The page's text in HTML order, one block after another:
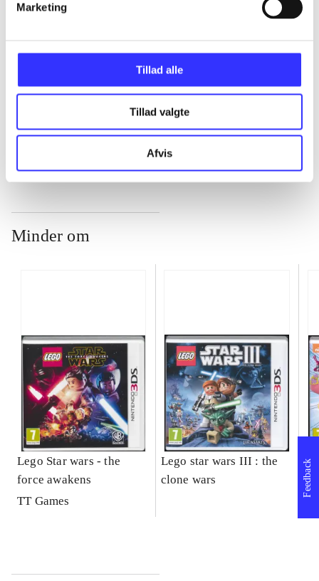
Marketing
Tillad alle
Tillad valgte
Afvis
...
Minder om
Lego Star wars - the
force awakens
TT Games
Lego star wars III : the
clone wars
Feedback